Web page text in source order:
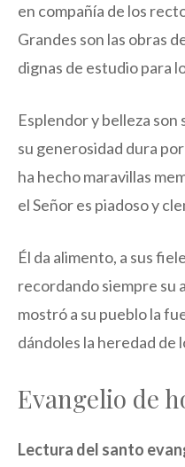
en compañía de los
Grandes son las obras
dignas de estudio para
Esplendor y belleza son
su generosidad dura
ha hecho maravillas
el Señor es piadoso y
Él da alimento, a sus
recordando siempre su
mostró a su pueblo la
dándoles la heredad de
Evangelio de
Lectura del santo